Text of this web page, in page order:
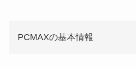
PCMAXの基本情報